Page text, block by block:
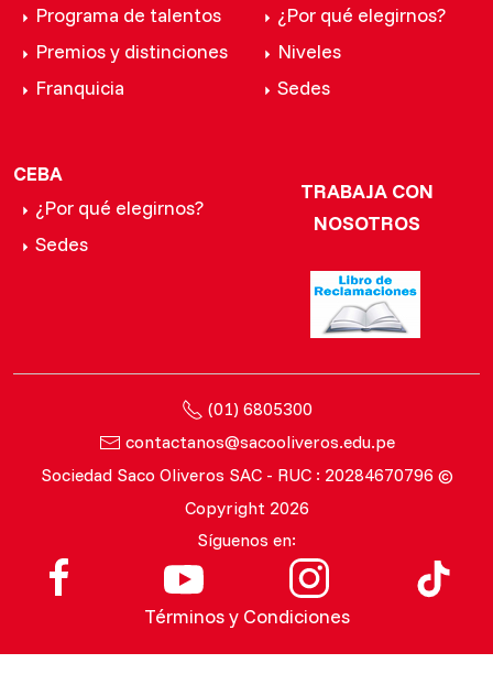
Programa de talentos
Premios y distinciones
Franquicia
¿Por qué elegirnos?
Niveles
Sedes
CEBA
¿Por qué elegirnos?
Sedes
TRABAJA CON
NOSOTROS
(01) 6805300
contactanos@sacooliveros.edu.pe
Sociedad Saco Oliveros SAC - RUC : 20284670796 ©
Copyright 2026
Síguenos en:
Términos y Condiciones